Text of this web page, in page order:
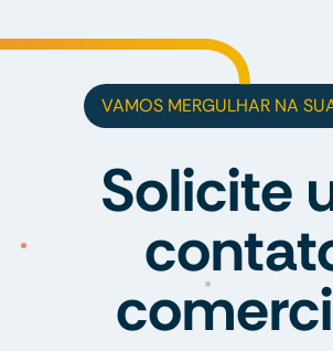
VAMOS MERGULHAR NA
Solicite